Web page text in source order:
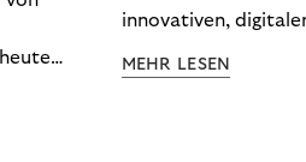
innovativen,
ein Leben in
MEHR LESEN